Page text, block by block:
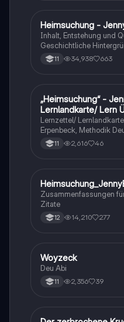
Deutsch
Heimsuchung -
Inhalt, Entstehung und
Geschichtliche
stil 11 34,938 663
Deutsch
„Heimsuchung“ -
Lernlandkarte/ Lern
Lernzettel/
Erpenbeck, Methodik
11 2,616 46
Deutsch
Zusammenfassungen
Zitate
12 14,210 277
Deutsch
Woyzeck
Deu Abi
11 2,356 39